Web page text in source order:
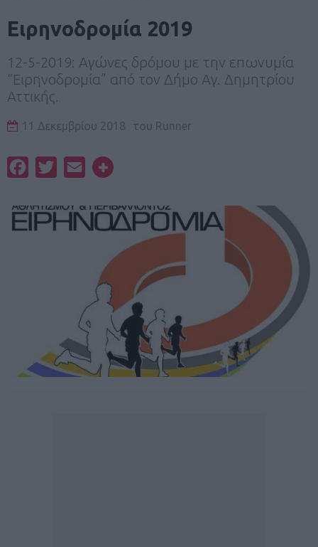
Ειρηνοδρομία 2019
12-5-2019: Αγώνες δρόμου με την επωνυμία
“Ειρηνοδρομία” από τον Δήμο Αγ. Δημητρίου
Αττικής.
11 Δεκεμβρίου 2018 του Runner
FacebookTwitterEmail